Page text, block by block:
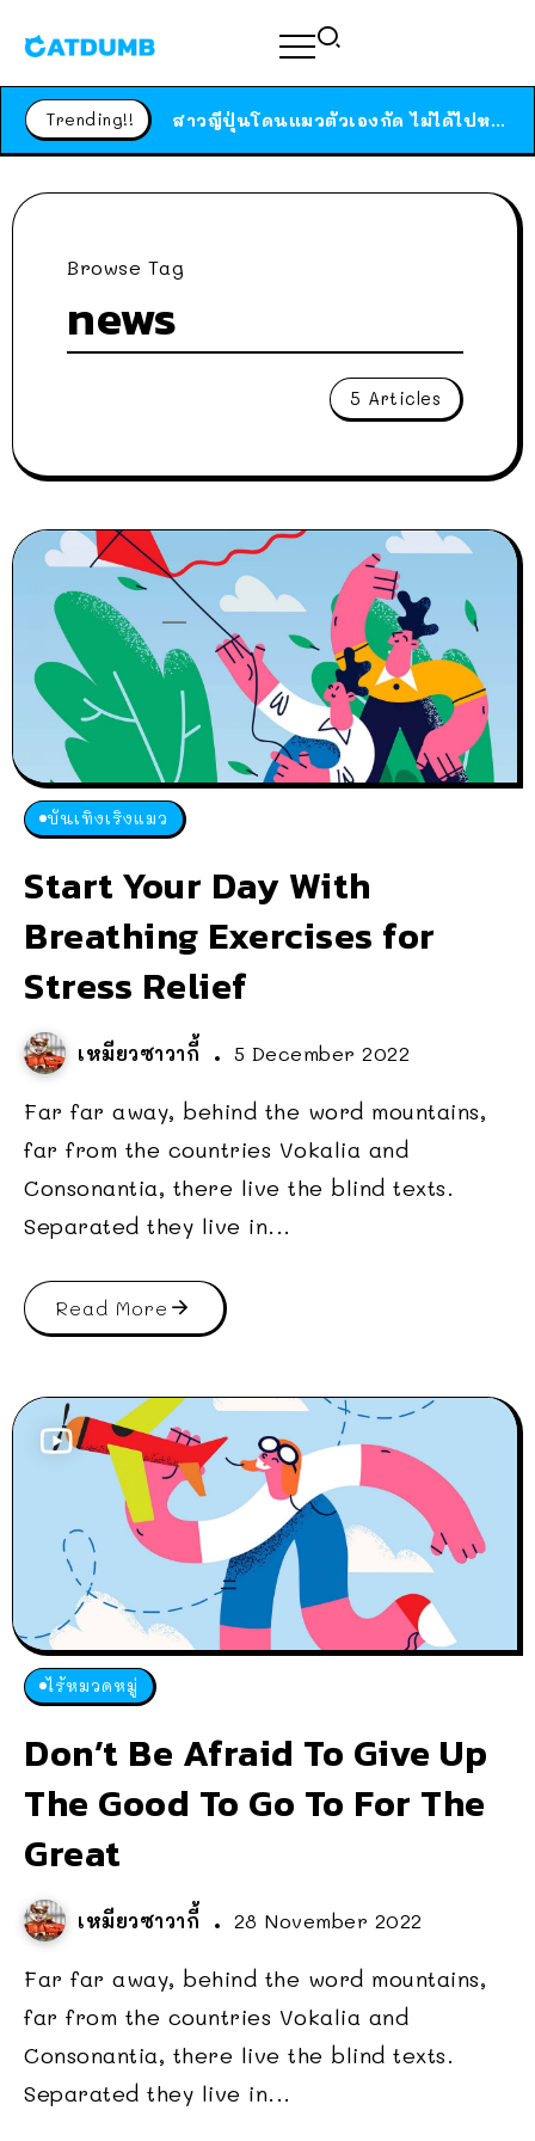
Trending!! สาวญี่ปุ่นโดนแมวตัวเองกัด ไม่ได้ไปหาหมอตั้งแต่เนิ่นๆ สุดท้ายขาบวม กลายเป็นโรคเนื้อเน่า เตือนทาสแมวทั้งหลายให้ระวัง
Browse Tag
news
5 Articles
บันเทิงเริงแมว
Start Your Day With
Breathing Exercises for
Stress Relief
เหมียวซาวากี้ 5 December 2022
Far far away, behind the word mountains,
far from the countries Vokalia and
Consonantia, there live the blind texts.
Separated they live in...
Read More
ไร้หมวดหมู่
Don’t Be Afraid To Give Up
The Good To Go To For The
Great
เหมียวซาวากี้ 28 November 2022
Far far away, behind the word mountains,
far from the countries Vokalia and
Consonantia, there live the blind texts.
Separated they live in...